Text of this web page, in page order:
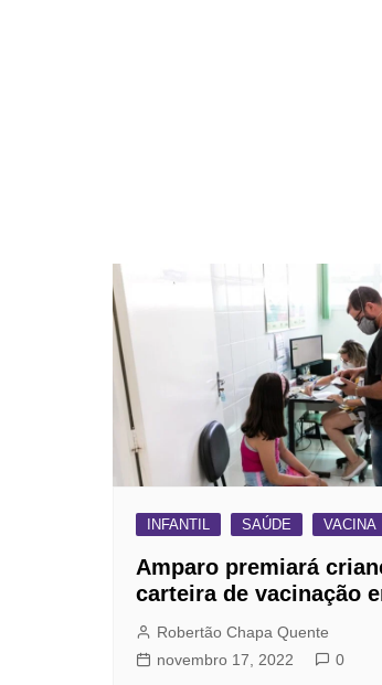
INFANTIL SAÚDE VACINA
Amparo premiará
carteira de vacinação
Robertão Chapa Quente
novembro 17, 2022
0